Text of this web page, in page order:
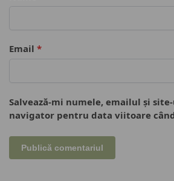
Email *
Salvează-mi numele, emailul și
navigator pentru data viitoare